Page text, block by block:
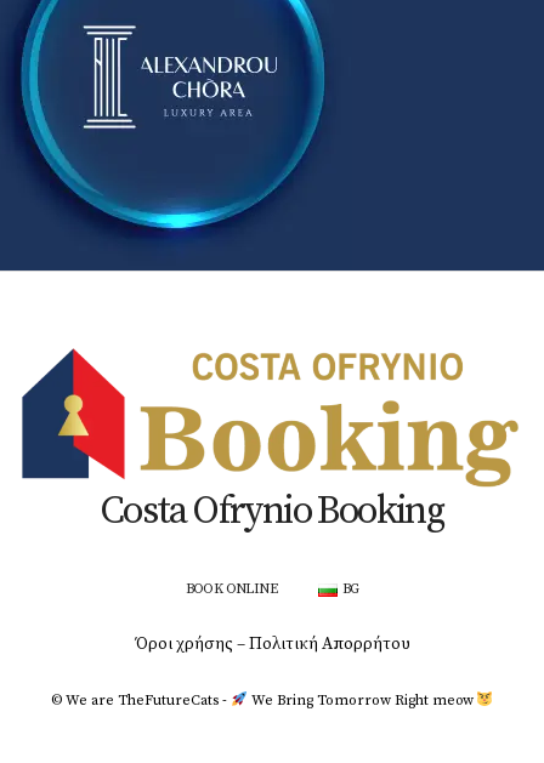
Costa Ofrynio Booking
BOOK ONLINE BG
Όροι χρήσης – Πολιτική Απορρήτου
© We are TheFutureCats - We Bring Tomorrow Right meοw